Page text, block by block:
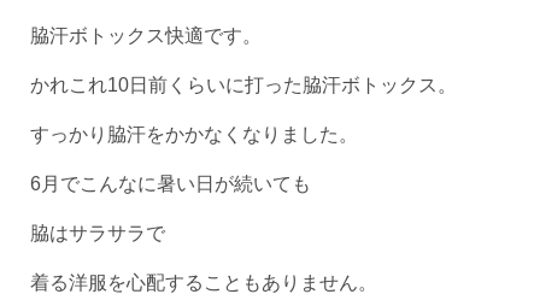
脇汗ボトックス快適です。
かれこれ10日前くらいに打った脇汗ボトックス。
すっかり脇汗をかかなくなりました。
6月でこんなに暑い日が続いても
脇はサラサラで
着る洋服を心配することもありません。